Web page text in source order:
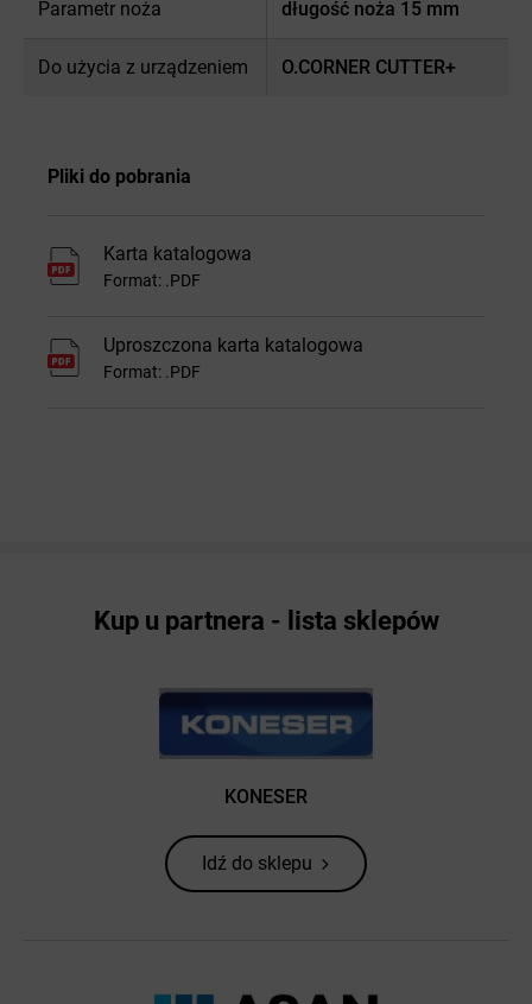
Parametr noża długość noża 15 mm
Do użycia z urządzeniem O.CORNER CUTTER+
Pliki do pobrania
Karta katalogowa
Format: .PDF
Uproszczona karta katalogowa
Format: .PDF
Kup u partnera - lista sklepów
KONESER
Idź do sklepu